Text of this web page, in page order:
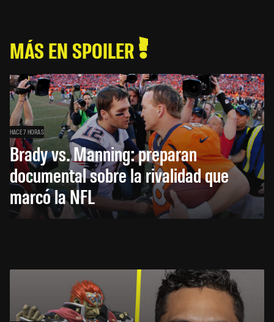
MÁS EN SPOILER
HACE 7 HORAS
Brady vs. Manning: preparan
documental sobre la rivalidad que
marcó la NFL